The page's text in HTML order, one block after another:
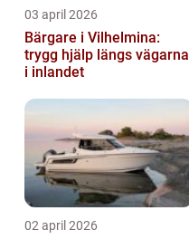
03 april 2026
Bärgare i Vilhelmina:
trygg hjälp längs vägarna
i inlandet
02 april 2026